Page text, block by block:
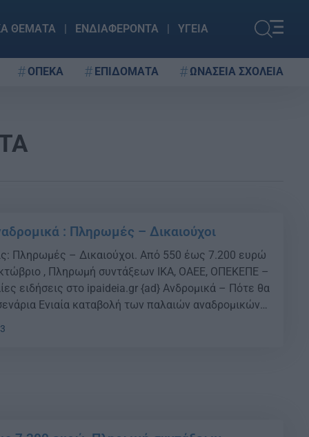
ΘΕΜΑΤΑ ΕΝΔΙΑΦΕΡΟΝΤΑ ΥΓΕΙΑ
ΟΠΕΚΑ ΕΠΙΔΟΜΑΤΑ ΩΝΑΣΕΙΑ ΣΧΟΛΕΙΑ
: Πληρωμές – Δικαιούχοι
Πληρωμές – Δικαιούχοι. Από 550 έως 7.200 ευρώ
, Πληρωμή συντάξεων ΙΚΑ, ΟΑΕΕ, ΟΠΕΚΕΠΕ –
ειδήσεις στο ipaideia.gr {ad} Ανδρομικά – Πότε θα
Ενιαία καταβολή των παλαιών αναδρομικών
συντάξεις του ιδιωτικού και του δημόσιου τομέα
[…]